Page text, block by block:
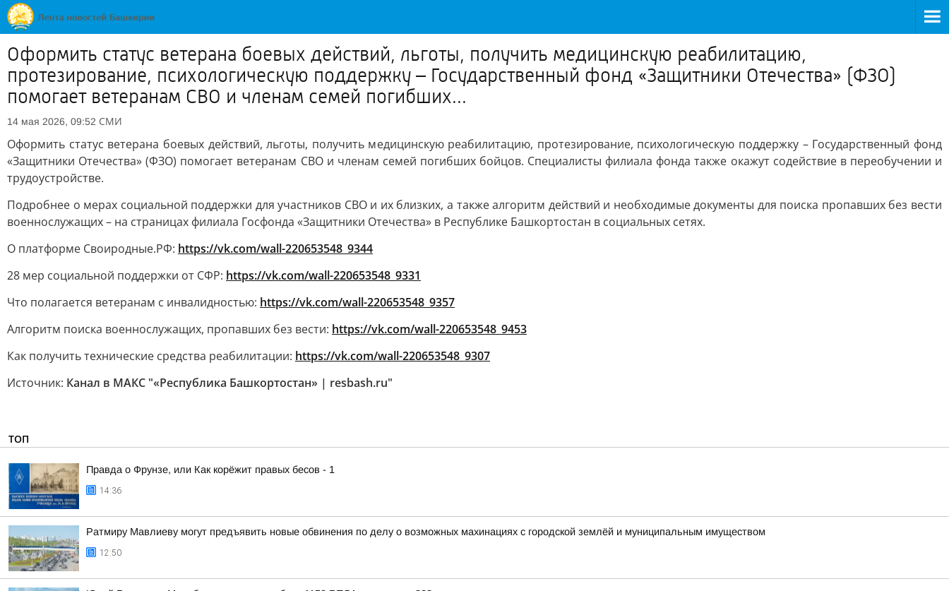
Оформить статус ветерана боевых действий, льготы, получить медицинскую реабилитацию,
протезирование, психологическую поддержку – Государственный фонд «Защитники Отечества» (ФЗО)
помогает ветеранам СВО и членам семей погибших...
14 мая 2026, 09:52 СМИ
Оформить статус ветерана боевых действий, льготы, получить медицинскую реабилитацию, протезирование, психологическую поддержку – Государственный фонд
«Защитники Отечества» (ФЗО) помогает ветеранам СВО и членам семей погибших бойцов. Специалисты филиала фонда также окажут содействие в переобучении и
трудоустройстве.
Подробнее о мерах социальной поддержки для участников СВО и их близких, а также алгоритм действий и необходимые документы для поиска пропавших без вести
военнослужащих – на страницах филиала Госфонда «Защитники Отечества» в Республике Башкортостан в социальных сетях.
О платформе Своиродные.РФ: https://vk.com/wall-220653548_9344
28 мер социальной поддержки от СФР: https://vk.com/wall-220653548_9331
Что полагается ветеранам с инвалидностью: https://vk.com/wall-220653548_9357
Алгоритм поиска военнослужащих, пропавших без вести: https://vk.com/wall-220653548_9453
Как получить технические средства реабилитации: https://vk.com/wall-220653548_9307
Источник: Канал в МАКС "«Республика Башкортостан» | resbash.ru"
ТОП
Правда о Фрунзе, или Как корёжит правых бесов - 1
14:36
Ратмиру Мавлиеву могут предъявить новые обвинения по делу о возможных махинациях с городской землёй и муниципальным имуществом
12:50